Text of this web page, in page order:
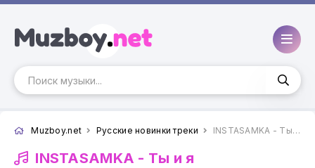
Muzboy.net Русские новинки треки INSTASAMKA - Ты и я
INSTASAMKA - Ты и я